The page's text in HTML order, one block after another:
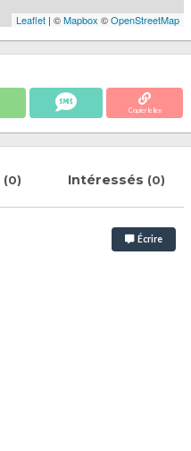
Leaflet | ©Mapbox ©OpenStreetMap
Copier le lien
(0) Intéressés (0)
Écrire